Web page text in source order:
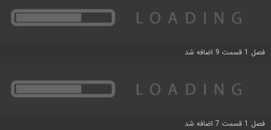
فصل 1 قسمت 9 اضافه شد
فصل 1 قسمت 7 اضافه شد